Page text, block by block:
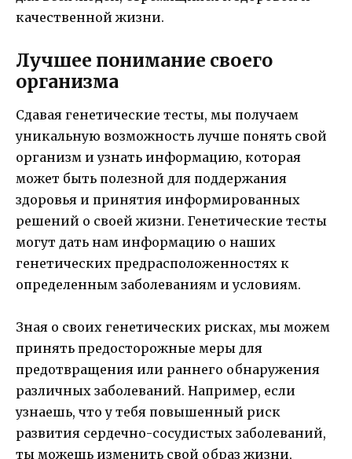
качественной жизни.
Лучшее понимание своего
организма
Сдавая генетические тесты, мы получаем
уникальную возможность лучше понять свой
организм и узнать информацию, которая
может быть полезной для поддержания
здоровья и принятия информированных
решений о своей жизни. Генетические тесты
могут дать нам информацию о наших
генетических предрасположенностях к
определенным заболеваниям и условиям.
Зная о своих генетических рисках, мы можем
принять предосторожные меры для
предотвращения или раннего обнаружения
различных заболеваний. Например, если
узнаешь, что у тебя повышенный риск
развития сердечно-сосудистых заболеваний,
ты можешь изменить свой образ жизни,